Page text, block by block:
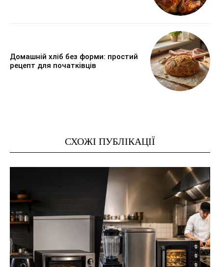
Домашній хліб без форми: простий
рецепт для початківців
СХОЖІ ПУБЛІКАЦІЇ